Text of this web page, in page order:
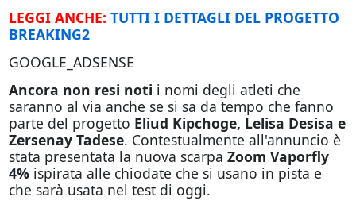
LEGGI ANCHE: TUTTI I DETTAGLI DEL PROGETTO
BREAKING2
GOOGLE_ADSENSE
Ancora non resi noti i nomi degli atleti che
saranno al via anche se si sa da tempo che fanno
parte del progetto Eliud Kipchoge, Lelisa Desisa e
Zersenay Tadese. Contestualmente all'annuncio è
stata presentata la nuova scarpa Zoom Vaporfly
4%ispirata alle chiodate che si usano in pista e
che sarà usata nel test di oggi.